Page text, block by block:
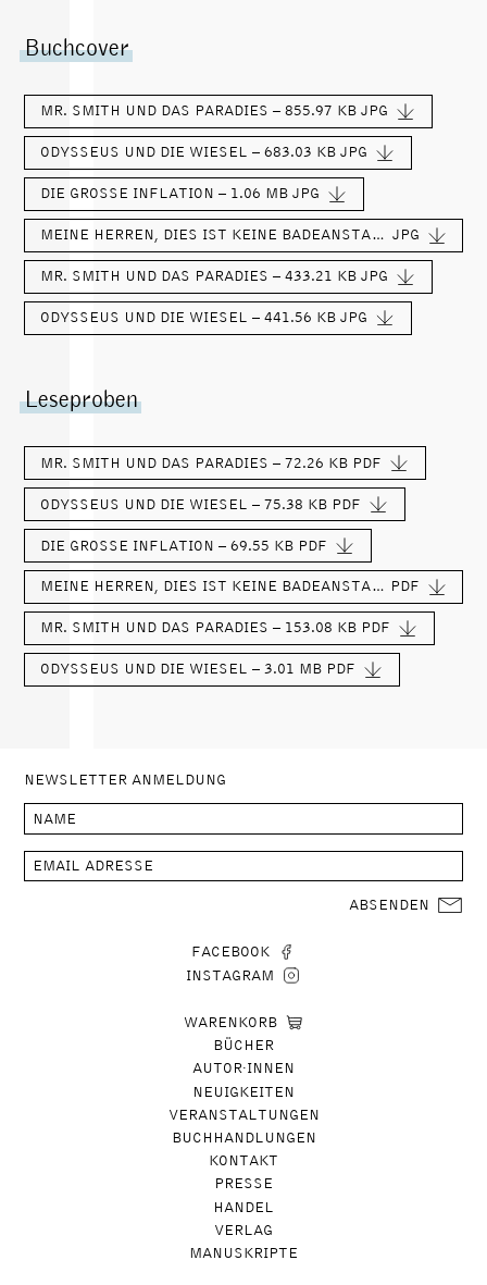
Buchcover
MR. SMITH UND DAS PARADIES – 855.97 KB JPG
ODYSSEUS UND DIE WIESEL – 683.03 KB JPG
DIE GROSSE INFLATION – 1.06 MB JPG
MEINE HERREN, DIES IST KEINE BADEANSTALT – 862.62 KB JPG
MR. SMITH UND DAS PARADIES – 433.21 KB JPG
ODYSSEUS UND DIE WIESEL – 441.56 KB JPG
Leseproben
MR. SMITH UND DAS PARADIES – 72.26 KB PDF
ODYSSEUS UND DIE WIESEL – 75.38 KB PDF
DIE GROSSE INFLATION – 69.55 KB PDF
MEINE HERREN, DIES IST KEINE BADEANSTALT – 116.83 KB PDF
MR. SMITH UND DAS PARADIES – 153.08 KB PDF
ODYSSEUS UND DIE WIESEL – 3.01 MB PDF
NEWSLETTER ANMELDUNG
ABSENDEN
FACEBOOK
INSTAGRAM
WARENKORB
BÜCHER
AUTOR∙INNEN
NEUIGKEITEN
VERANSTALTUNGEN
BUCHHANDLUNGEN
KONTAKT
PRESSE
HANDEL
VERLAG
MANUSKRIPTE